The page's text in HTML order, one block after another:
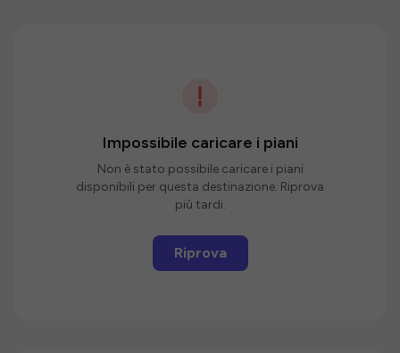
Impossibile caricare i piani
Non è stato possibile caricare i piani
disponibili per questa destinazione. Riprova
più tardi.
Riprova